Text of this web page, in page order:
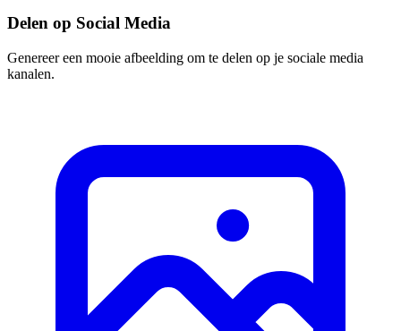
Delen op Social Media
Genereer een mooie afbeelding om te delen op je sociale media
kanalen.